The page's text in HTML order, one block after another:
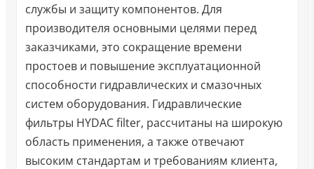
службы и защиту компонентов. Для
производителя основными целями перед
заказчиками, это сокращение времени
простоев и повышение эксплуатационной
способности гидравлических и смазочных
систем оборудования. Гидравлические
фильтры HYDAC filter, рассчитаны на широкую
область применения, а также отвечают
высоким стандартам и требованиям клиента,